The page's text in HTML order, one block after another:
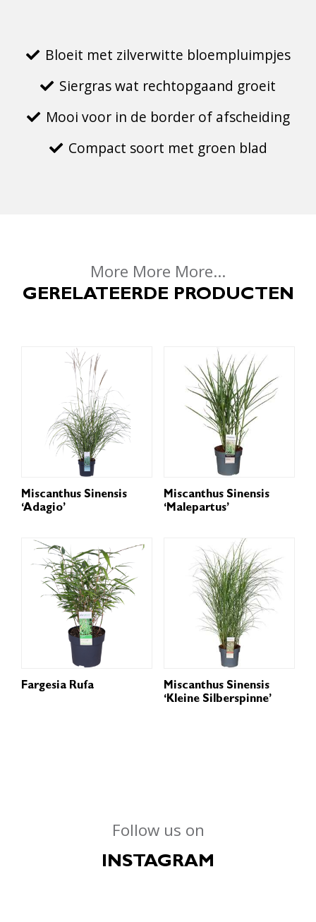
Bloeit met zilverwitte bloempluimpjes
Siergras wat rechtopgaand groeit
Mooi voor in de border of afscheiding
Compact soort met groen blad
More More More...
GERELATEERDE PRODUCTEN
Miscanthus Sinensis
‘Adagio’
Miscanthus Sinensis
‘Malepartus’
Fargesia Rufa
Miscanthus Sinensis
‘Kleine Silberspinne’
Follow us on
INSTAGRAM